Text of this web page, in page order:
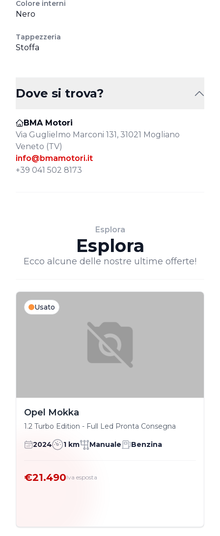
Colore interni
Nero
Tappezzeria
Stoffa
Dove si trova?
BMA Motori
Via Guglielmo Marconi 131, 31021 Mogliano
Veneto (TV)
info@bmamotori.it
+39 041 502 8173
Esplora
Esplora
Ecco alcune delle nostre ultime offerte!
Usato
Opel Mokka
1.2 Turbo Edition - Full Led Pronta Consegna
2024 1 km Manuale Benzina
€21.490Iva esposta